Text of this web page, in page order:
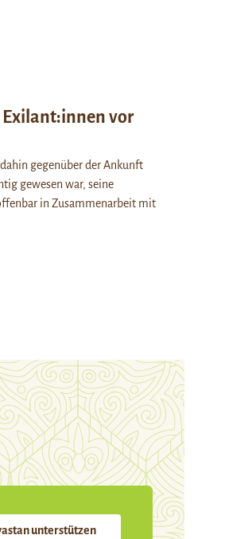
Exilant:innen vor
gegenüber der Ankunft
gewesen war, seine
in Zusammenarbeit mit
unterstützen